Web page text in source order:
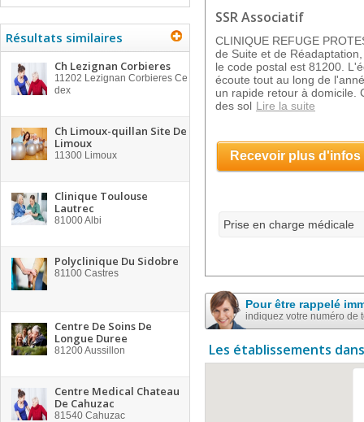
Résultats similaires
Ch Lezignan Corbieres
11202 Lezignan Corbieres Ce
dex
Ch Limoux-quillan Site De
Limoux
11300 Limoux
Clinique Toulouse
Lautrec
81000Albi
Polyclinique Du Sidobre
81100 Castres
Centre De Soins De
Longue Duree
81200Aussillon
Centre Medical Chateau
De Cahuzac
81540 Cahuzac
SSR Associatif
CLINIQUE REFUGE
de Suite et de
le code postal est 81200.
écoute tout au long de
un rapide retour à domicile.
des sol Lire la suite
Recevoir plus d'infos
Prise en charge médicale
Pour être rappelé
indiquez votre numéro de
Les établissements